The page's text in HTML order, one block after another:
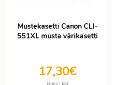
Mustekasetti Canon CLI-
551XL musta värikasetti
17,30€
Hinta / kpl